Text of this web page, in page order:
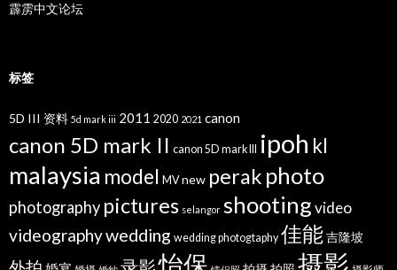
霹雳中文论坛
标签
5D III 资料 5d mark iii 2011 2020 2021 canon
canon 5D mark II canon 5D mark III ipoh kl
malaysia model MV new perak photo
photography pictures selangor shootingvideo
videographywedding wedding photogtaphy 佳能吉隆坡
摄影